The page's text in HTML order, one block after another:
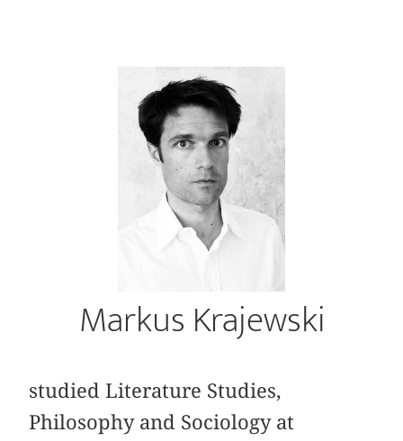
Markus Krajewski
studied Literature Studies,
Philosophy and Sociology at